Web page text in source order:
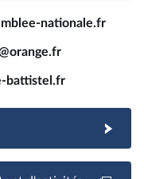
nationale.fr
battistel.fr